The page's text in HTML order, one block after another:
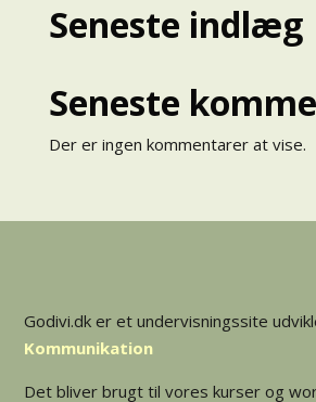
Seneste indlæg
Seneste
Der er ingen kommentarer at vise.
Godivi.dk er et undervisningssite
Kommunikation
Det bliver brugt til vores kurser og